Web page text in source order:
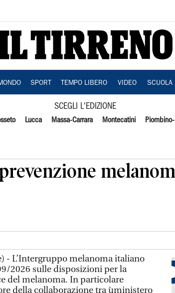
SPORT TEMPO LIBERO VIDEO
SCEGLI L'EDIZIONE
Lucca Massa-Carrara Montecatini
- L’Intergruppo melanoma italiano
2026 sulle disposizioni per la
del melanoma. In particolare
della collaborazione tra ùministero